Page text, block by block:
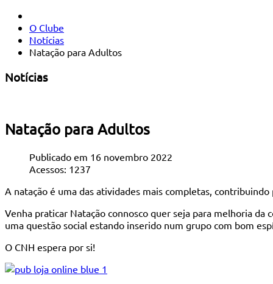
O Clube
Notícias
Natação para Adultos
Notícias
Natação para Adultos
Publicado em 16 novembro 2022
Acessos: 1237
A natação é uma das atividades mais completas,
Venha praticar Natação connosco quer seja para melhoria
uma questão social estando inserido num grupo com bom
O CNH espera por si!